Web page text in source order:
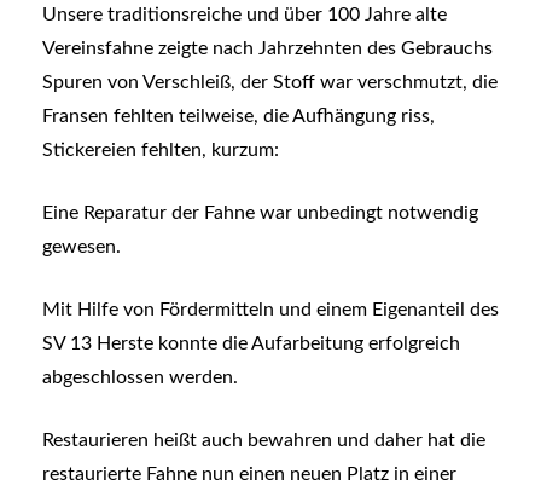
Unsere traditionsreiche und über 100 Jahre alte
Vereinsfahne zeigte nach Jahrzehnten des Gebrauchs
Spuren von Verschleiß, der Stoff war verschmutzt, die
Fransen fehlten teilweise, die Aufhängung riss,
Stickereien fehlten, kurzum:
Eine Reparatur der Fahne war unbedingt notwendig
gewesen.
Mit Hilfe von Fördermitteln und einem Eigenanteil des
SV 13 Herste konnte die Aufarbeitung erfolgreich
abgeschlossen werden.
Restaurieren heißt auch bewahren und daher hat die
restaurierte Fahne nun einen neuen Platz in einer